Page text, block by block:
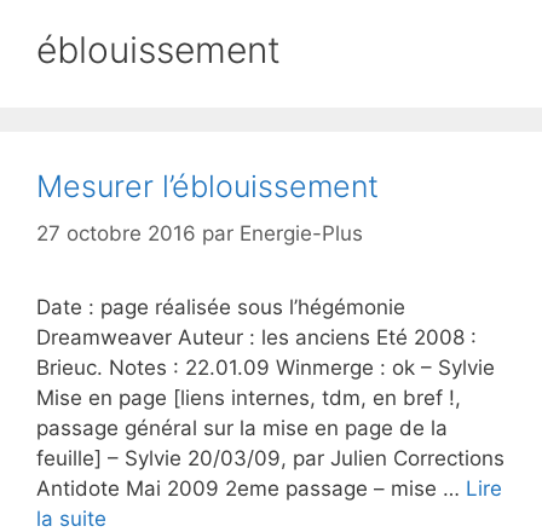
éblouissement
Mesurer l’éblouissement
27 octobre 2016 par Energie-Plus
Date : page réalisée sous l’hégémonie
Dreamweaver Auteur : les anciens Eté 2008 :
Brieuc. Notes : 22.01.09 Winmerge : ok – Sylvie
Mise en page [liens internes, tdm, en bref !,
passage général sur la mise en page de la
feuille] – Sylvie 20/03/09, par Julien Corrections
Antidote Mai 2009 2eme passage – mise … Lire
la suite